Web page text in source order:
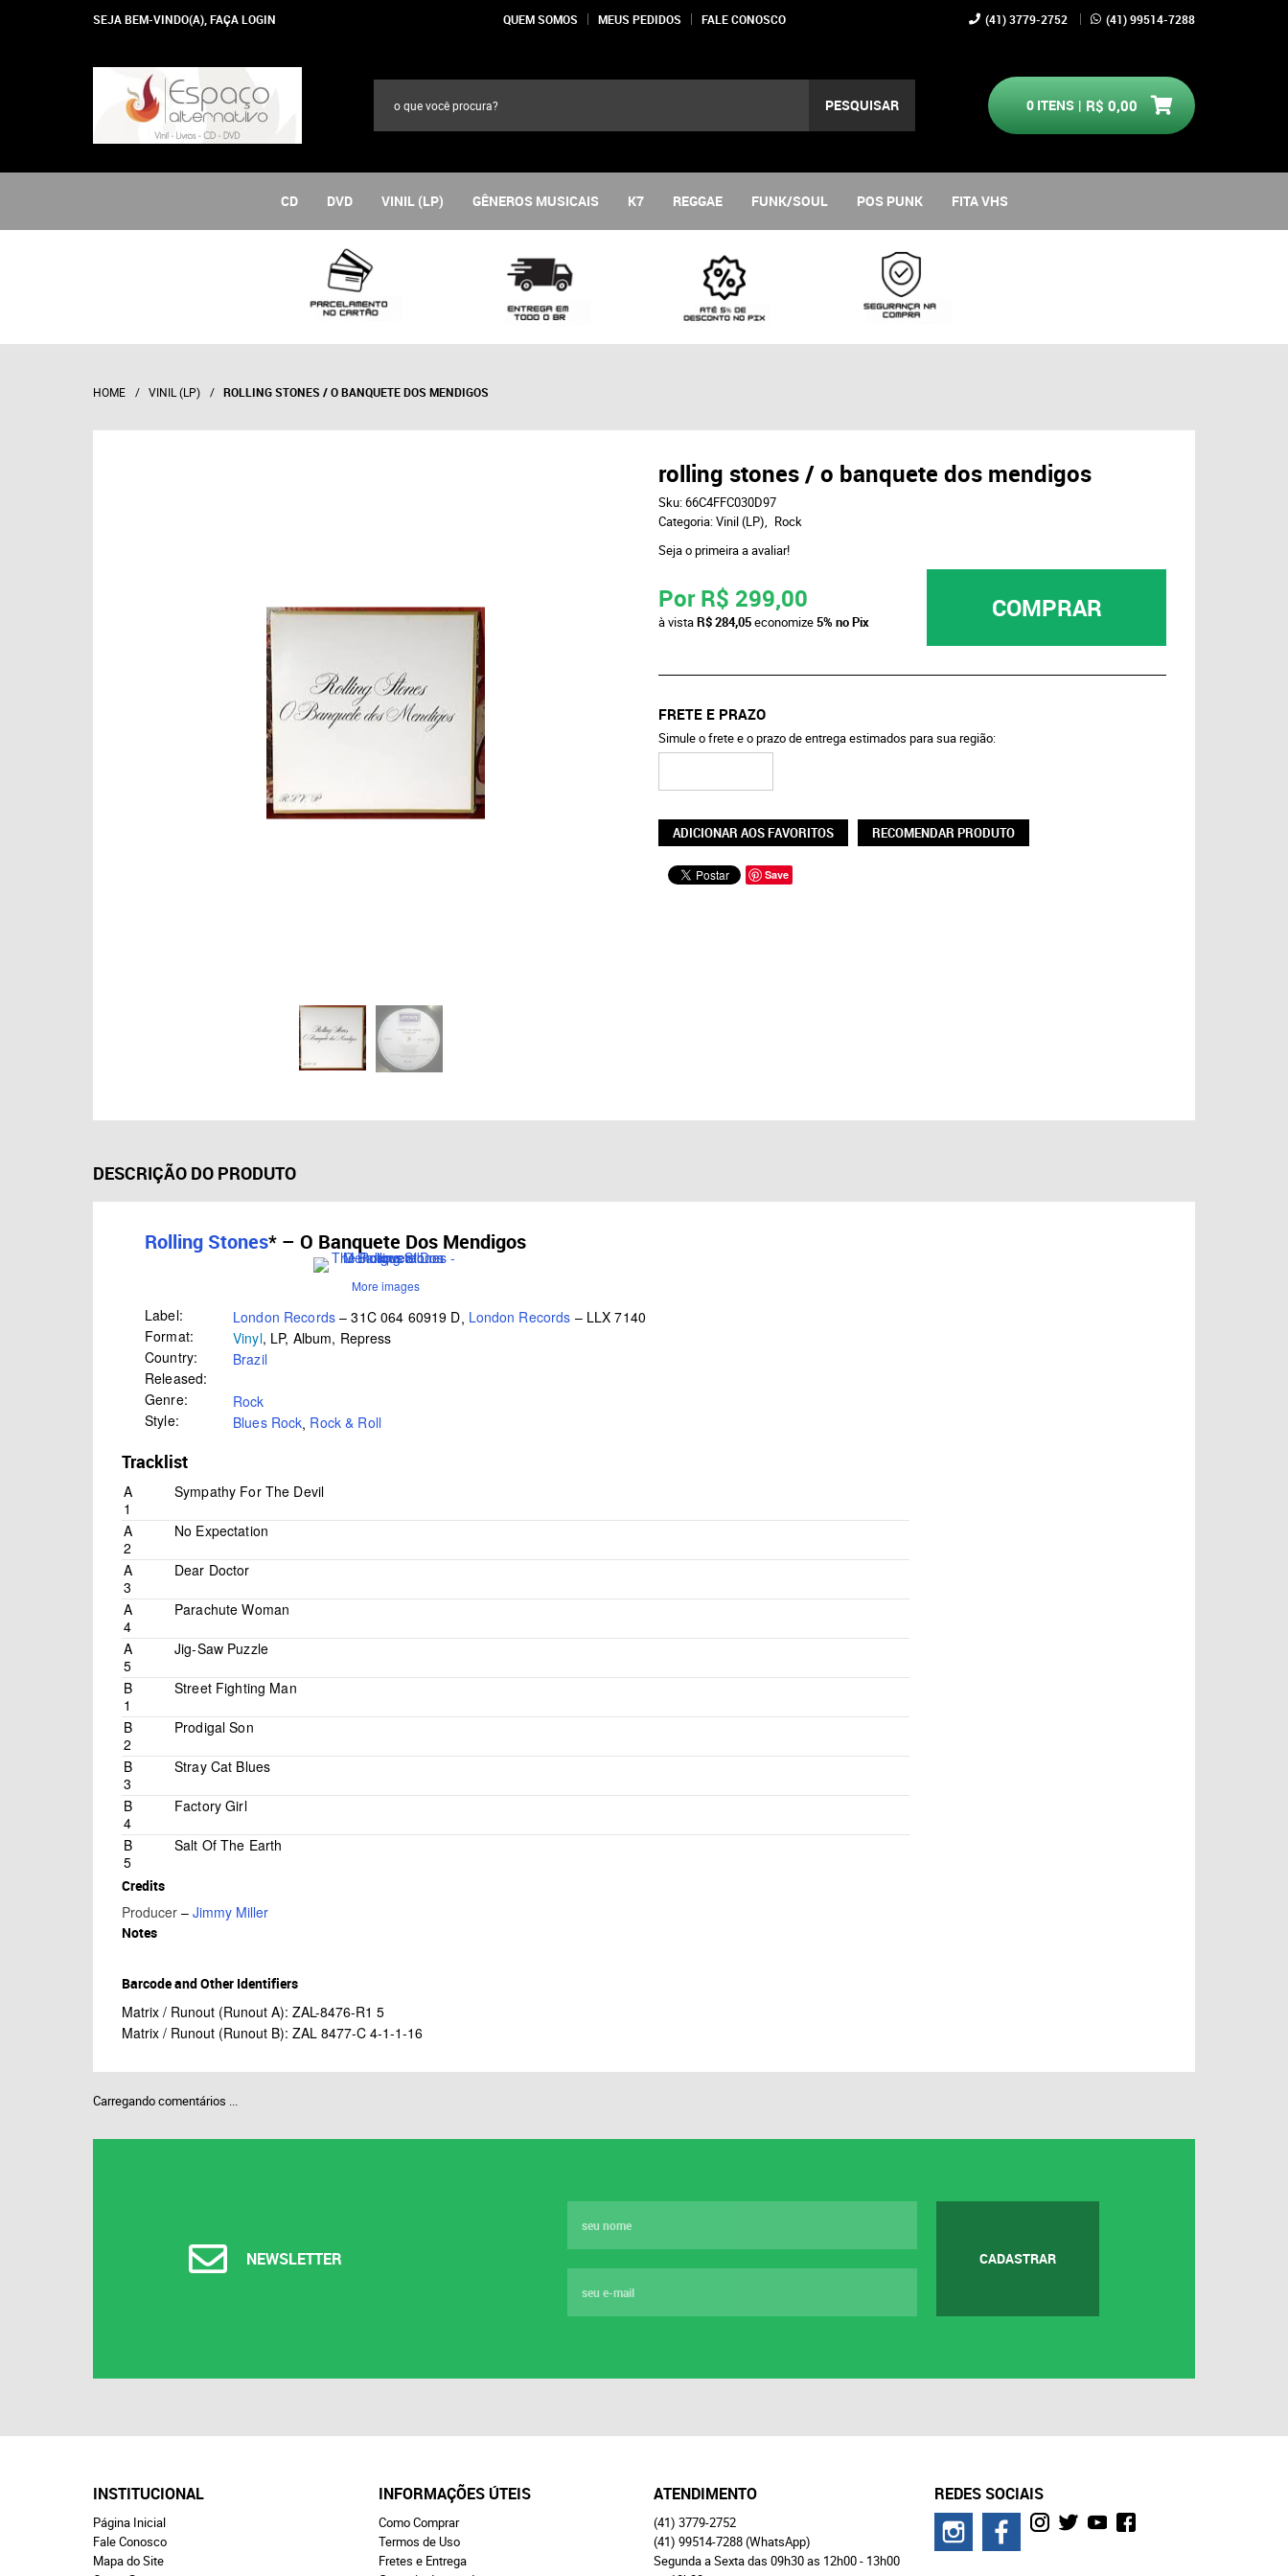
SEJA BEM-VINDO(A), FAÇA LOGIN QUEM SOMOS MEUS PEDIDOS FALE CONOSCO (41)3779-2752 (41)99514-7288
PESQUISAR ITENS
0 R$ 0,00
CD DVD VINIL (LP) GÊNEROS MUSICAIS K7 REGGAE FUNK/SOUL POS PUNK FITA VHS
HOME VINIL (LP) ROLLING STONES / O BANQUETE DOS MENDIGOS
rolling stones / o banquete dos mendigos
Sku:66C4FFC030D97
Categoria:Vinil (LP)
Rock
Seja o primeira a avaliar!
Por R$ 299,00
à vistaR$ 284,05economize5% no Pix COMPRAR
FRETE E PRAZO
Simule o frete e o prazo de entrega estimados para sua região:
ADICIONAR AOS FAVORITOS RECOMENDAR PRODUTO
Save
DESCRIÇÃO DO PRODUTO
Rolling Stones* – O Banquete Dos Mendigos
More images
Label: London Records– 31C 064 60919 D, London Records – LLX 7140
Format:
Vinyl, LP, Album, Repress
Country:
Brazil
Released:
Genre:
Rock
Style:
Blues Rock, Rock & Roll
Tracklist
A
1
Sympathy For The Devil
A
2
No Expectation
A
3
Dear Doctor
A
4
Parachute Woman
A
5
Jig-Saw Puzzle
B
1
Street Fighting Man
B
2
Prodigal Son
B
3
Stray Cat Blues
B
4
Factory Girl
B
5
Salt Of The Earth
Credits
Producer – Jimmy Miller
Notes
Barcode and Other Identifiers
Matrix / Runout (Runout A): ZAL-8476-R1 5
Matrix / Runout (Runout B): ZAL 8477-C 4-1-1-16
Carregando comentários ...
NEWSLETTER CADASTRAR
INSTITUCIONAL
Página Inicial
Fale Conosco
Mapa do Site
INFORMAÇÕES ÚTEIS
Como Comprar
Termos de Uso
Fretes e Entrega
ATENDIMENTO
(41) 3779-2752
(41) 99514-7288(WhatsApp)
Segunda a Sexta das 09h30 as 12h00 - 13h00
REDES SOCIAIS